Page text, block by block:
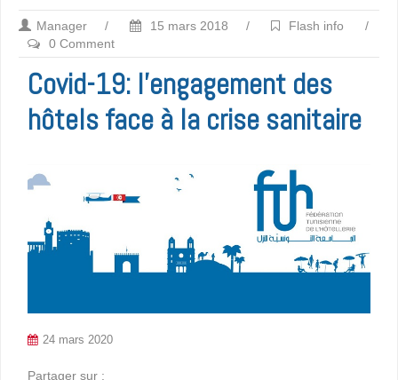
Manager / 15 mars 2018 / Flash info
/
0 Comment
Covid-19: l’engagement des
hôtels face à la crise sanitaire
24 mars 2020
Partager sur :